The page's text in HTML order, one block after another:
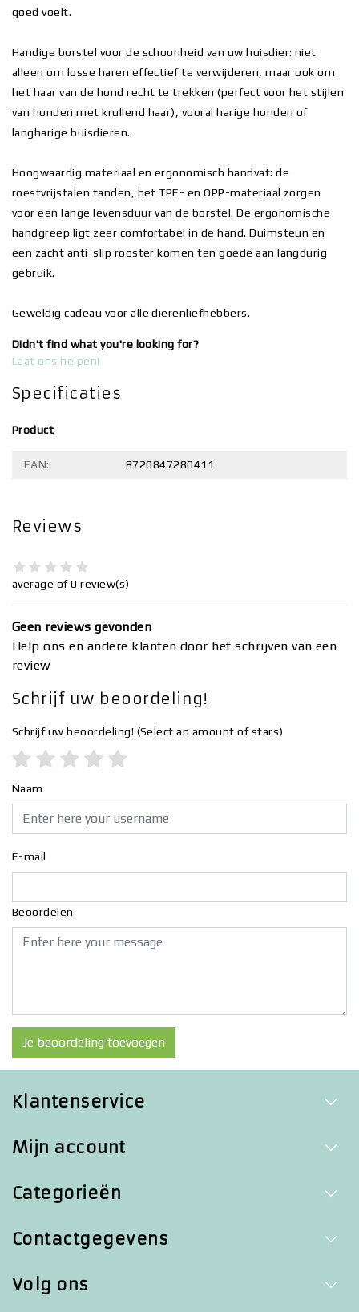
goed voelt.
Handige borstel voor de schoonheid van uw huisdier: niet
alleen om losse haren effectief te verwijderen, maar ook om
het haar van de hond recht te trekken (perfect voor het stijlen
van honden met krullend haar), vooral harige honden of
langharige huisdieren.
Hoogwaardig materiaal en ergonomisch handvat: de
roestvrijstalen tanden, het TPE- en OPP-materiaal zorgen
voor een lange levensduur van de borstel. De ergonomische
handgreep ligt zeer comfortabel in de hand. Duimsteun en
een zacht anti-slip rooster komen ten goede aan langdurig
gebruik.
Geweldig cadeau voor alle dierenliefhebbers.
Didn't find what you're looking for?
Laat ons helpen!
Specificaties
Product
EAN: 8720847280411
Reviews
average of 0 review(s)
Geen reviews gevonden
Help ons en andere klanten door het schrijven van een
review
Schrijf uw beoordeling!
Schrijf uw beoordeling! (Select an amount of stars)
Naam
E-mail
Beoordelen
Je beoordeling toevoegen
Klantenservice
Mijn account
Categorieën
Contactgegevens
Volg ons